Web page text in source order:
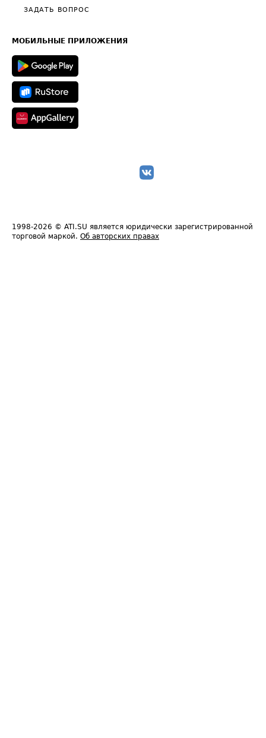
Общие положения
Полезное по перевозкам
Техническая информация
ЗАДАТЬ ВОПРОС
МОБИЛЬНЫЕ ПРИЛОЖЕНИЯ
1998-2026 © ATI.SU является юридически зарегистрированной
торговой маркой. Об авторских правах